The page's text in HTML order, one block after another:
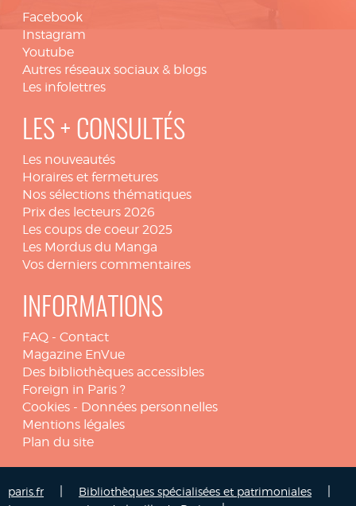
Facebook
Instagram
Youtube
Autres réseaux sociaux & blogs
Les infolettres
LES + CONSULTÉS
Les nouveautés
Horaires et fermetures
Nos sélections thématiques
Prix des lecteurs 2026
Les coups de coeur 2025
Les Mordus du Manga
Vos derniers commentaires
INFORMATIONS
FAQ - Contact
Magazine EnVue
Des bibliothèques accessibles
Foreign in Paris ?
Cookies - Données personnelles
Mentions légales
Plan du site
paris.fr Bibliothèques spécialisées et patrimoniales